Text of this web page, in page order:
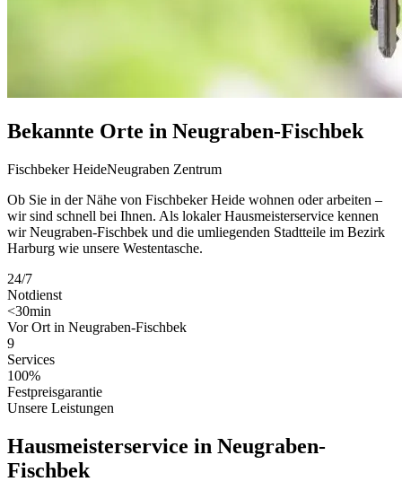
Bekannte Orte in Neugraben-Fischbek
Fischbeker HeideNeugraben Zentrum
Ob Sie in der Nähe von Fischbeker Heide wohnen oder arbeiten –
wir sind schnell bei Ihnen. Als lokaler Hausmeisterservice kennen
wir Neugraben-Fischbek und die umliegenden Stadtteile im Bezirk
Harburg wie unsere Westentasche.
24/7
Notdienst
<30min
Vor Ort in Neugraben-Fischbek
9
Services
100%
Festpreisgarantie
Unsere Leistungen
Hausmeisterservice in Neugraben-
Fischbek